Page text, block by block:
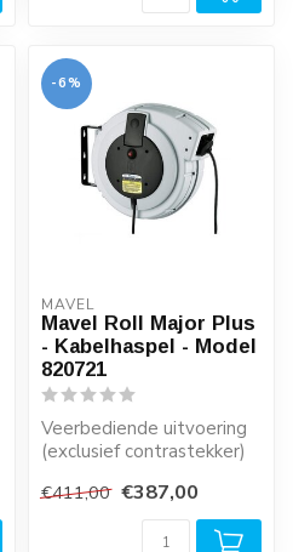
-6%
MAVEL
Mavel Roll Major Plus
- Kabelhaspel - Model
820721
Veerbediende uitvoering
(exclusief contrastekker)
€411,00 €387,00